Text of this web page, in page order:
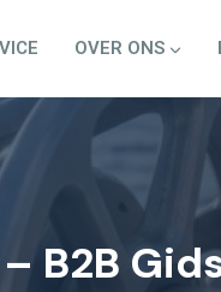
OVER ONS
B2B